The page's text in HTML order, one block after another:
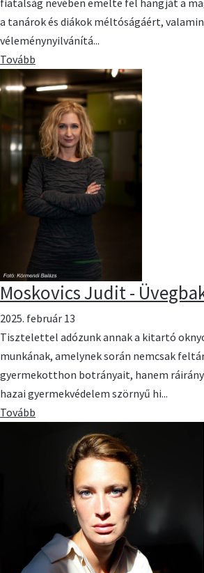
fiatalság nevében emelte fel hangját a
a tanárok és diákok méltóságáért,
véleménynyilvánítá...
Tovább
Moskovics Judit -
2025. február 13
Tisztelettel adózunk annak a kitartó
munkának, amelynek során nemcsak
gyermekotthon botrányait, hanem
hazai gyermekvédelem szörnyű hi...
Tovább